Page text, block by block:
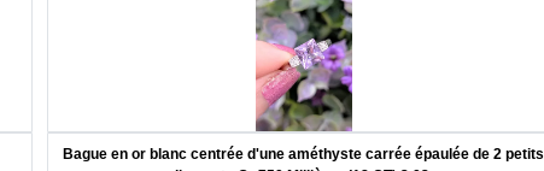
Bague en or blanc centrée d'une améthyste carrée épaulée de 2 petits